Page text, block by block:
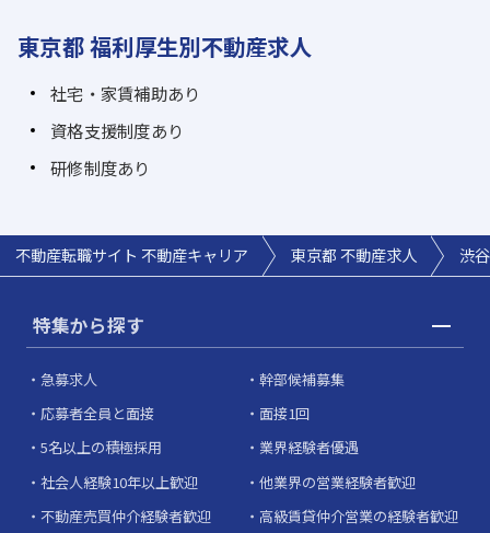
東京都 福利厚生別不動産求人
社宅・家賃補助あり
資格支援制度あり
研修制度あり
不動産転職サイト 不動産キャリア 東京都 不動産求人 渋
特集から探す
急募求人
幹部候補募集
応募者全員と面接
面接1回
5名以上の積極採用
業界経験者優遇
社会人経験10年以上歓迎
他業界の営業経験者歓迎
不動産売買仲介経験者歓迎
高級賃貸仲介営業の経験者歓迎